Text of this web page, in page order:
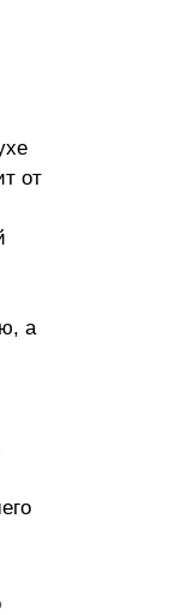
от
а